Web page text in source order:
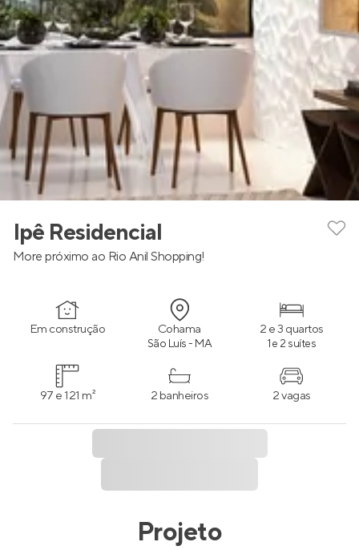
Ipê Residencial
More próximo ao Rio Anil Shopping!
Em construção Cohama
São Luís - MA
2 e 3 quartos
1 e 2 suítes
97 e 121 m² 2 banheiros 2 vagas
Projeto